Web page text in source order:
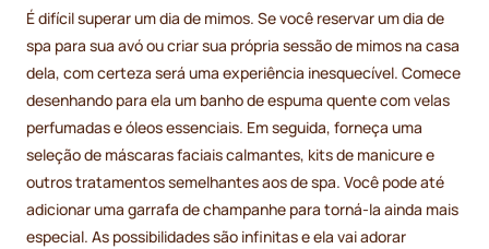
É difícil superar um dia de mimos. Se você reservar um dia de
spa para sua avó ou criar sua própria sessão de mimos na casa
dela, com certeza será uma experiência inesquecível. Comece
desenhando para ela um banho de espuma quente com velas
perfumadas e óleos essenciais. Em seguida, forneça uma
seleção de máscaras faciais calmantes, kits de manicure e
outros tratamentos semelhantes aos de spa. Você pode até
adicionar uma garrafa de champanhe para torná-la ainda mais
especial. As possibilidades são infinitas e ela vai adorar